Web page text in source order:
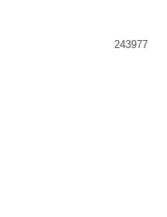
243977